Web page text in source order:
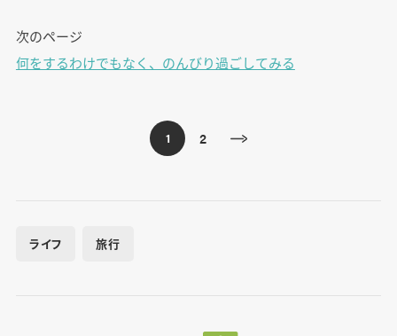
次のページ
何をするわけでもなく、のんびり過ごしてみる
1 2
ライフ 旅行